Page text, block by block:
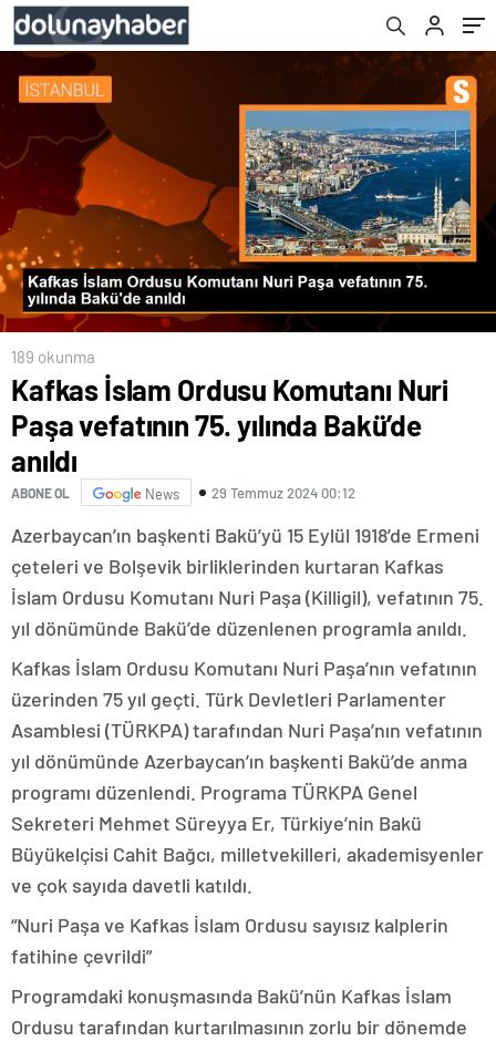
189 okunma
Kafkas İslam Ordusu Komutanı Nuri
Paşa vefatının 75. yılında Bakü’de
anıldı
ABONE OL News 29 Temmuz 2024 00:12
Azerbaycan’ın başkenti Bakü’yü 15 Eylül 1918’de Ermeni
çeteleri ve Bolşevik birliklerinden kurtaran Kafkas
İslam Ordusu Komutanı Nuri Paşa (Killigil), vefatının 75.
yıl dönümünde Bakü’de düzenlenen programla anıldı.
Kafkas İslam Ordusu Komutanı Nuri Paşa’nın vefatının
üzerinden 75 yıl geçti. Türk Devletleri Parlamenter
Asamblesi (TÜRKPA) tarafından Nuri Paşa’nın vefatının
yıl dönümünde Azerbaycan’ın başkenti Bakü’de anma
programı düzenlendi. Programa TÜRKPA Genel
Sekreteri Mehmet Süreyya Er, Türkiye’nin Bakü
Büyükelçisi Cahit Bağcı, milletvekilleri, akademisyenler
ve çok sayıda davetli katıldı.
“Nuri Paşa ve Kafkas İslam Ordusu sayısız kalplerin
fatihine çevrildi”
Programdaki konuşmasında Bakü’nün Kafkas İslam
Ordusu tarafından kurtarılmasının zorlu bir dönemde
partisiyiz